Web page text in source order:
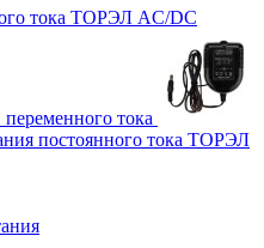
тока ТОРЭЛ AC/DC
тока
постоянного тока ТОРЭЛ